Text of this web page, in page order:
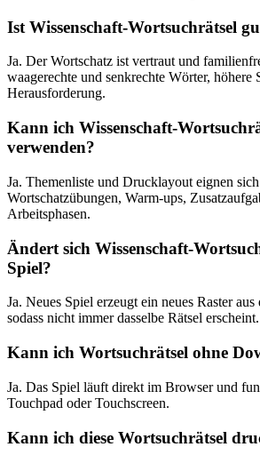
Ist Wissenschaft-Wortsuchrätsel
Ja. Der Wortschatz ist vertraut und
waagerechte und senkrechte Wörter, höhere
Herausforderung.
Kann ich Wissenschaft-
verwenden?
Ja. Themenliste und Drucklayout eignen
Wortschatzübungen, Warm-ups,
Arbeitsphasen.
Ändert sich Wissenschaft-
Spiel?
Ja. Neues Spiel erzeugt ein neues Raster aus
sodass nicht immer dasselbe Rätsel erscheint.
Kann ich Wortsuchrätsel ohne
Ja. Das Spiel läuft direkt im Browser und
Touchpad oder Touchscreen.
Kann ich diese Wortsuchrätsel